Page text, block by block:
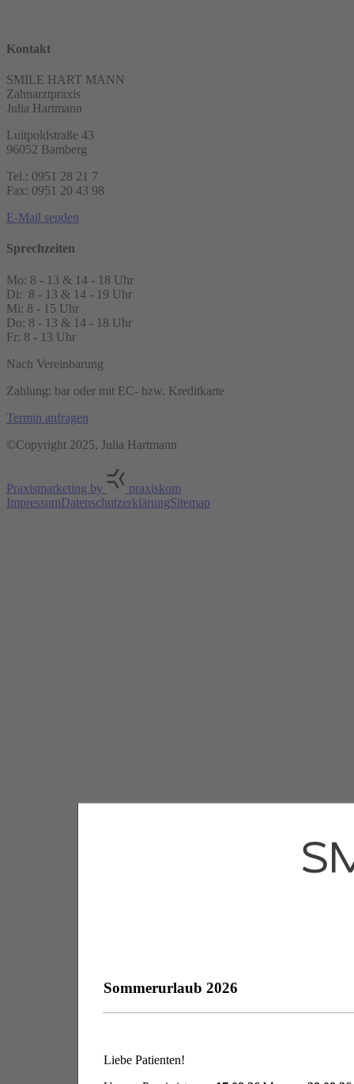
Sommerurlaub 2026
Liebe Patienten!
Kontakt
SMILE HART MANN
Zahnarztpraxis
Julia Hartmann
Luitpoldstraße 43
96052 Bamberg
Tel.: 0951 28 21 7
Fax: 0951 20 43 98
E-Mail senden
Sprechzeiten
Mo: 8 - 13 & 14 - 18 Uhr
Di: 8 - 13 & 14 - 19 Uhr
Mi: 8 - 15 Uhr
Do: 8 - 13 & 14 - 18 Uhr
Fr: 8 - 13 Uhr
Nach Vereinbarung
Zahlung: bar oder mit EC- bzw. Kreditkarte
Termin anfragen
©Copyright 2025, Julia Hartmann
Praxismarketing by
praxiskom
ImpressumDatenschutzerklärungSitemap